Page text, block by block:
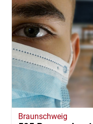
Braunschweig